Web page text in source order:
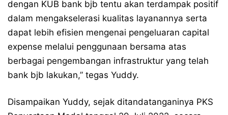
dengan KUB bank bjb tentu akan terdampak positif
dalam mengakselerasi kualitas layanannya serta
dapat lebih efisien mengenai pengeluaran capital
expense melalui penggunaan bersama atas
berbagai pengembangan infrastruktur yang telah
bank bjb lakukan,” tegas Yuddy.
Disampaikan Yuddy, sejak ditandatanganinya PKS